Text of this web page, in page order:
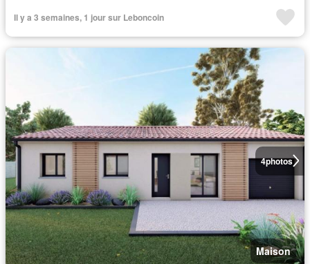
Il y a 3 semaines, 1 jour sur Leboncoin
4photos
Maison